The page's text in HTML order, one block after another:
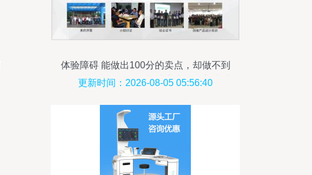
体验障碍 能做出100分的卖点，却做不到
60分的体验——阻碍制造业产品创新成功
更新时间：2026-08-05 05:56:40